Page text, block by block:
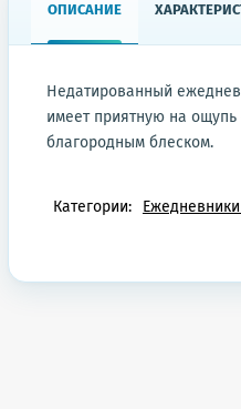
ОПИСАНИЕ
Недатированный
имеет приятную на
благородным блеском.
Категории: